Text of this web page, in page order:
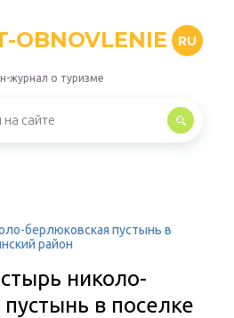
OBNOVLENIE RU
журнал о туризме
берлюковская пустынь в
район
николо-
в поселке